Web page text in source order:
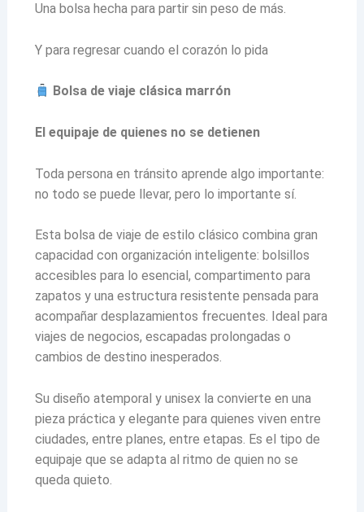
Una bolsa hecha para partir sin peso de más.
Y para regresar cuando el corazón lo pida
Bolsa de viaje clásica marrón
El equipaje de quienes no se detienen
Toda persona en tránsito aprende algo importante:
no todo se puede llevar, pero lo importante sí.
Esta bolsa de viaje de estilo clásico combina gran
capacidad con organización inteligente: bolsillos
accesibles para lo esencial, compartimento para
zapatos y una estructura resistente pensada para
acompañar desplazamientos frecuentes. Ideal para
viajes de negocios, escapadas prolongadas o
cambios de destino inesperados.
Su diseño atemporal y unisex la convierte en una
pieza práctica y elegante para quienes viven entre
ciudades, entre planes, entre etapas. Es el tipo de
equipaje que se adapta al ritmo de quien no se
queda quieto.